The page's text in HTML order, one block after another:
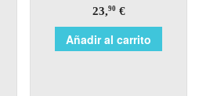
23,90€
Añadir al carrito